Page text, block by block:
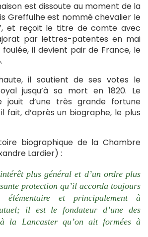
est dissoute au moment de la
Greffulhe est nommé chevalier le
et reçoit le titre de comte avec
par lettres-patentes en mai
foulée, il devient pair de France, le
il soutient de ses votes le
jusqu’à sa mort en 1820. Le
jouit d’une très grande fortune
fait, d’après un biographe, le plus
biographique de la Chambre
Lardier) :
plus général et d’un ordre plus
protection qu’il accorda toujours
élémentaire et principalement à
il est le fondateur d’une des
à la Lancaster qu’on ait formées à